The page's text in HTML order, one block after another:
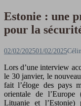
Estonie : une
pour la
Posted
02/02/202501/02/2025
Lors d’une interview
le 30 janvier, le
fait l’éloge des pays
orientale de
Lituanie et l’Estonie)